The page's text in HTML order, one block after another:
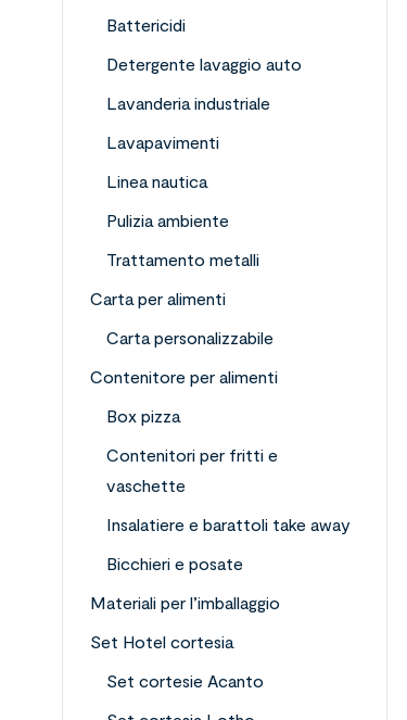
Battericidi
Detergente lavaggio auto
Lavanderia industriale
Lavapavimenti
Linea nautica
Pulizia ambiente
Trattamento metalli
Carta per alimenti
Carta personalizzabile
Contenitore per alimenti
Box pizza
Contenitori per fritti e
vaschette
Insalatiere e barattoli take away
Bicchieri e posate
Materiali per l’imballaggio
Set Hotel cortesia
Set cortesie Acanto